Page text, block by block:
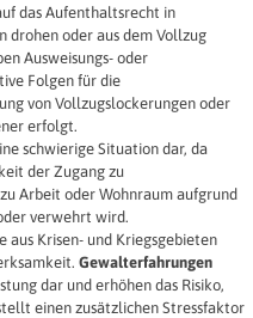
das Aufenthaltsrecht in
drohen oder aus dem Vollzug
Ausweisungs- oder
Folgen für die
von Vollzugslockerungen oder
erfolgt.
schwierige Situation dar, da
der Zugang zu
Arbeit oder Wohnraum aufgrund
verwehrt wird.
aus Krisen- und Kriegsgebieten
Gewalterfahrungen
dar und erhöhen das Risiko,
einen zusätzlichen Stressfaktor